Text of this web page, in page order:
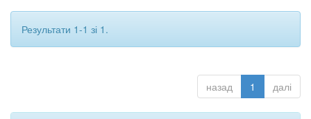
Результати 1-1 зі 1.
назад 1 далі